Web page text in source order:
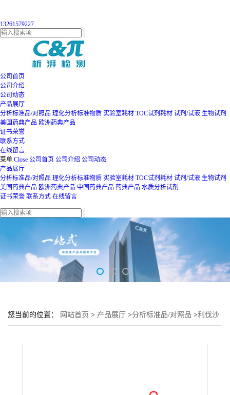
13261579227
公司首页
公司介绍
公司动态
产品展厅
分析标准品/对照品 理化分析标准物质 实验室耗材 TOC试剂耗材 试剂/试液 生物试剂
美国药典产品 欧洲药典产品
证书荣誉
联系方式
在线留言
菜单 Close 公司首页 公司介绍 公司动态
产品展厅
分析标准品/对照品 理化分析标准物质 实验室耗材 TOC试剂耗材 试剂/试液 生物试剂
美国药典产品 欧洲药典产品 中国药典产品 药典产品 水质分析试剂
证书荣誉 联系方式 在线留言
您当前的位置： 网站首页 > 产品展厅 >分析标准品/对照品 >利伐沙